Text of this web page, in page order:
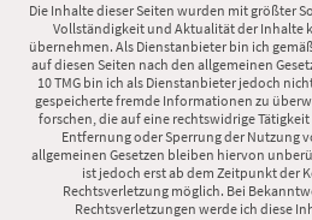
Die Inhalte dieser Seiten wurden mit größter
Vollständigkeit und Aktualität der Inhalte
übernehmen. Als Dienstanbieter bin ich
auf diesen Seiten nach den allgemeinen
10 TMG bin ich als Dienstanbieter jedoch
gespeicherte fremde Informationen zu
forschen, die auf eine rechtswidrige
Entfernung oder Sperrung der Nutzung
allgemeinen Gesetzen bleiben hiervon
ist jedoch erst ab dem Zeitpunkt der
Rechtsverletzung möglich. Bei
Rechtsverletzungen werde ich diese